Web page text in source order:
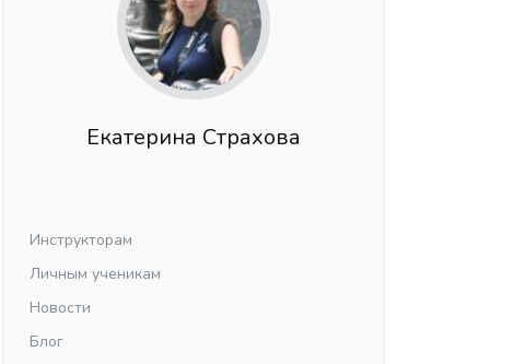
Екатерина Страхова
Инструкторам
Личным ученикам
Новости
Блог